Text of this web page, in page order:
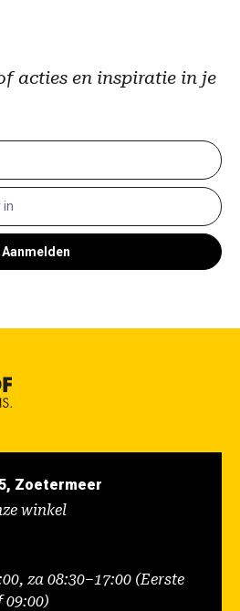
acties en inspiratie in je
Aanmelden
Zoetermeer
winkel
za 08:30–17:00 (Eerste
09:00)